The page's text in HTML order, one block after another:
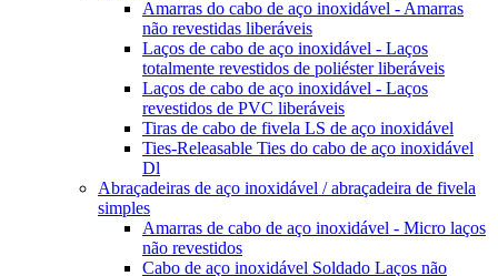
Amarras do cabo de aço inoxidável - Amarras
não revestidas liberáveis
Laços de cabo de aço inoxidável - Laços
totalmente revestidos de poliéster liberáveis
Laços de cabo de aço inoxidável - Laços
revestidos de PVC liberáveis
Tiras de cabo de fivela LS de aço inoxidável
Ties-Releasable Ties do cabo de aço inoxidável
Dl
Abraçadeiras de aço inoxidável / abraçadeira de fivela
simples
Amarras de cabo de aço inoxidável - Micro laços
não revestidos
Cabo de aço inoxidável Soldado Laços não